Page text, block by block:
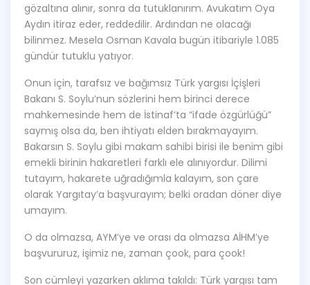
gözaltına alınır, sonra da tutuklanırım. Avukatım Oya
Aydın itiraz eder, reddedilir. Ardından ne olacağı
bilinmez. Mesela Osman Kavala bugün itibariyle 1.085
gündür tutuklu yatıyor.
Onun için, tarafsız ve bağımsız Türk yargısı İçişleri
Bakanı S. Soylu’nun sözlerini hem birinci derece
mahkemesinde hem de İstinaf’ta “ifade özgürlüğü”
saymış olsa da, ben ihtiyatı elden bırakmayayım.
Bakarsın S. Soylu gibi makam sahibi birisi ile benim gibi
emekli birinin hakaretleri farklı ele alınıyordur. Dilimi
tutayım, hakarete uğradığımla kalayım, son çare
olarak Yargıtay’a başvurayım; belki oradan döner diye
umayım.
O da olmazsa, AYM’ye ve orası da olmazsa AİHM’ye
başvururuz, işimiz ne, zaman çook, para çook!
Son cümleyi yazarken aklıma takıldı: Türk yargısı tam